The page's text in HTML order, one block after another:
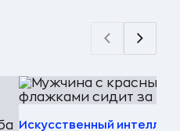
Искусственный